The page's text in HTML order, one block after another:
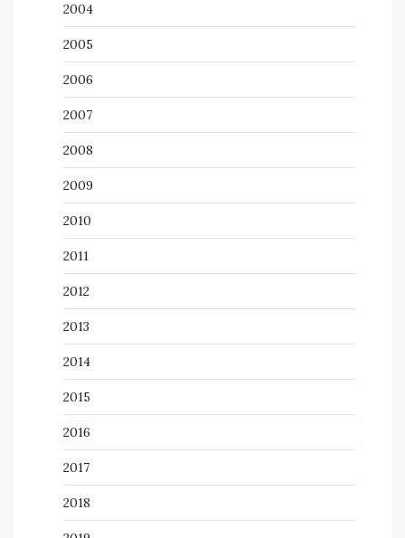
2004
2005
2006
2007
2008
2009
2010
2011
2012
2013
2014
2015
2016
2017
2018